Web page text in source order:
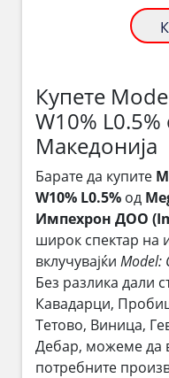
Купете
W10%
Македонија
Барате да купите
W10% L0.5% од
Импехрон ДОО
широк спектар на
вклучувајќи Model:
Без разлика дали
Кавадарци,
Тетово, Виница,
Дебар, можеме да
потребните